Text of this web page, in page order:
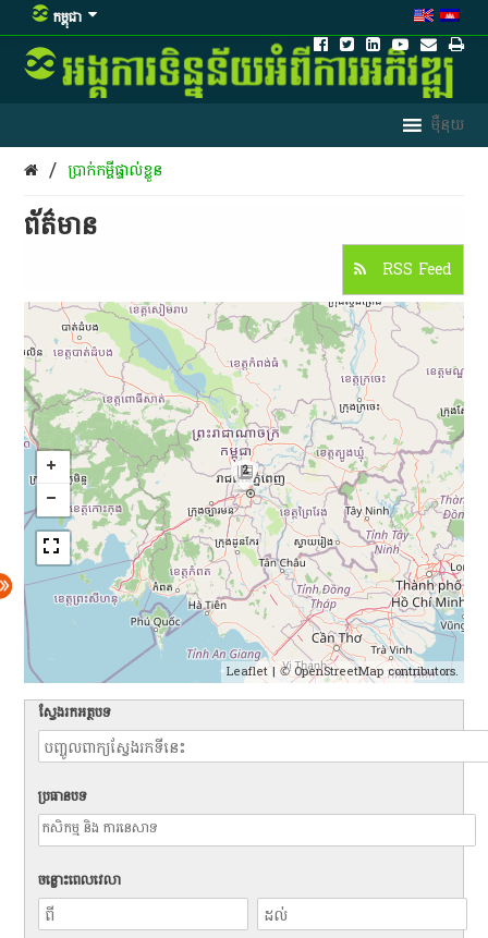
កម្ពុជា
/ ប្រាក់កម្ចីផ្ទាល់ខ្លួន
ព័ត៌មាន​
RSS Feed
2
Leaflet| © OpenStreetMapcontributors.
ស្វែងរកអត្ថបទ
ប្រធានបទ
ចន្លោះពេលវេលា